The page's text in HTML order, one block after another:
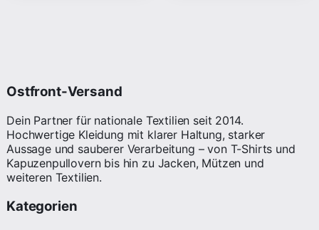
Ostfront-Versand
Dein Partner für nationale Textilien seit 2014.
Hochwertige Kleidung mit klarer Haltung, starker
Aussage und sauberer Verarbeitung – von T-Shirts und
Kapuzenpullovern bis hin zu Jacken, Mützen und
weiteren Textilien.
Kategorien